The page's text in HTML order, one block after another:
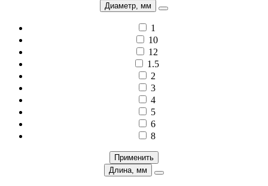
Диаметр, мм
1
10
12
1.5
2
3
4
5
6
8
Применить
Длина, мм